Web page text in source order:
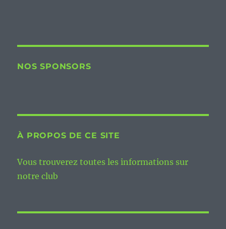
NOS SPONSORS
À PROPOS DE CE SITE
Vous trouverez toutes les informations sur
notre club